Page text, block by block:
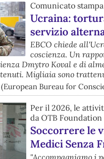
Comunicato stampa
Ucraina:
servizio
EBCO chiede
coscienza. Un
Dmytro Koval e di
Migliaia sono
Bureau for
Per il 2026, le
da OTB Foundation
Soccorrere le
Medici Senza
"Accompagniamo i